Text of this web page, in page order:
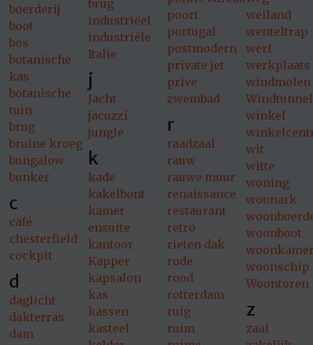
boerderij
boot
bos
botanische
kas
botanische
tuin
brug
bruine kroeg
bungalow
bunker
c
café
chesterfield
cockpit
d
daglicht
dakterras
dam
brug
industriëel
industriële
Italie
j
Jacht
jacuzzi
jungle
k
kade
kakelbont
kamer
ensuite
kantoor
Kapper
kapsalon
kas
kassen
kasteel
poort
portugal
postmodern
private jet
prive
zwembad
r
raadzaal
rauw
rauwe muur
renaissance
restaurant
retro
rieten dak
rode
rood
rotterdam
ruig
ruim
weiland
wenteltrap
werf
werkplaats
windmolen
Windtunnel
winkel
wit
witte
woning
woonark
woonboot
woonschip
Woontoren
z
zaal